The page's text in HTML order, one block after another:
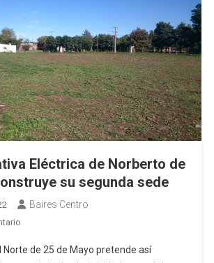
N°502
En
Norberto
De
La
Riestra
Eléctrica de Norberto de
su segunda sede
Baires Centro
En
Cooperativa
Norte de 25 de Mayo pretende así